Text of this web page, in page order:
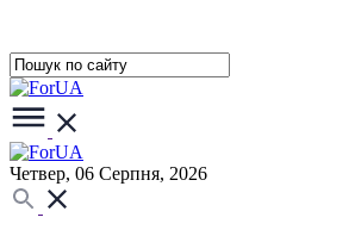
Четвер, 06 Серпня, 2026